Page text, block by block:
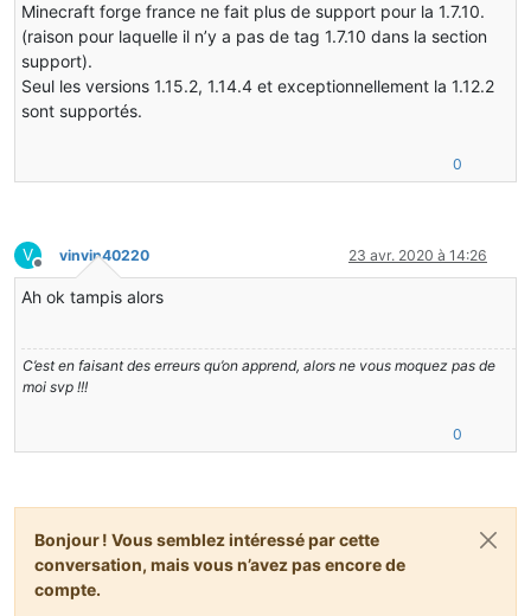
Minecraft forge france ne fait plus de support pour la 1.7.10.
(raison pour laquelle il n’y a pas de tag 1.7.10 dans la section
support).
Seul les versions 1.15.2, 1.14.4 et exceptionnellement la 1.12.2
sont supportés.
0
V
Hors-ligne
vinvin40220 23 avr. 2020 à 14:26
Ah ok tampis alors
C’est en faisant des erreurs qu’on apprend, alors ne vous moquez pas de
moi svp !!!
0
Bonjour ! Vous semblez intéressé par cette
conversation, mais vous n’avez pas encore de
compte.